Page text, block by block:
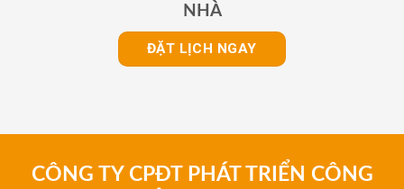
NHÀ
ĐẶT LỊCH NGAY
CÔNG TY CPĐT PHÁT TRIỂN CÔNG